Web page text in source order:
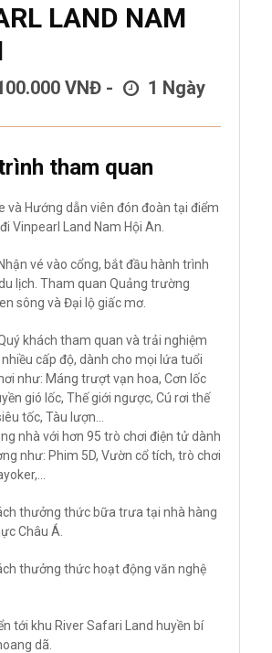
LAND NAM
VNĐ - 1 Ngày
tham quan
và Hướng dẫn viên đón đoàn tại điểm
Vinpearl Land Nam Hội An.
vé vào cổng, bắt đầu hành trình
lịch. Tham quan Quảng trường
sông và Đại lộ giấc mơ.
khách tham quan và trải nghiệm
cấp độ, dành cho mọi lứa tuổi
như: Máng trượt vạn hoa, Cơn lốc
gió lốc, Thế giới ngược, Cú rơi thế
tốc, Tàu lượn…
nhà với hơn 95 trò chơi điện tử dành
như: Phim 5D, Vườn cổ tích, trò chơi
thưởng thức bữa trưa tại nhà hàng
Châu Á.
thưởng thức hoạt động văn nghệ
tới khu River Safari Land huyền bí
dã.